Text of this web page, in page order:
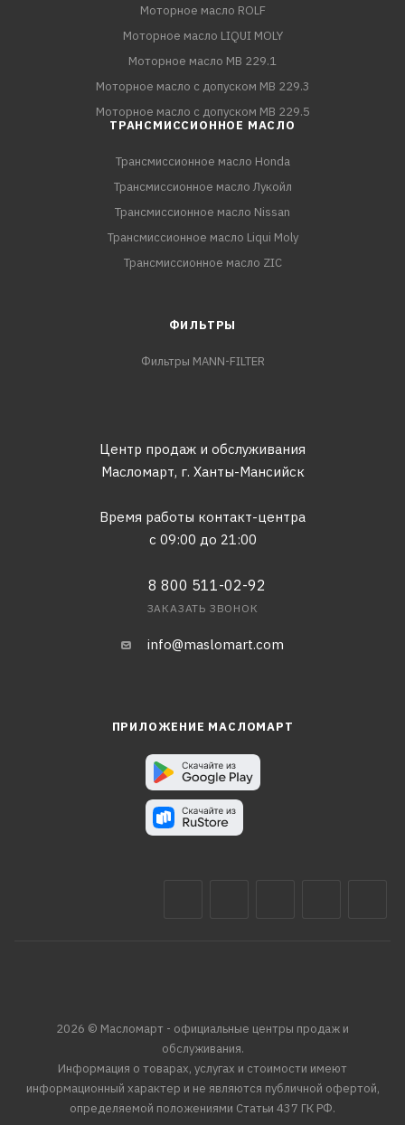
Моторное масло ROLF
Моторное масло LIQUI MOLY
Моторное масло MB 229.1
Моторное масло с допуском MB 229.3
Моторное масло с допуском MB 229.5
ТРАНСМИССИОННОЕ МАСЛО
Трансмиссионное масло Honda
Трансмиссионное масло Лукойл
Трансмиссионное масло Nissan
Трансмиссионное масло Liqui Moly
Трансмиссионное масло ZIC
ФИЛЬТРЫ
Фильтры MANN-FILTER
Центр продаж и обслуживания
Масломарт, г. Ханты-Мансийск
Время работы контакт-центра
с 09:00 до 21:00
8 800 511-02-92
ЗАКАЗАТЬ ЗВОНОК
info@maslomart.com
ПРИЛОЖЕНИЕ МАСЛОМАРТ
2026 © Масломарт - официальные центры продаж и
обслуживания.
Информация о товарах, услугах и стоимости имеют
информационный характер и не являются публичной офертой,
определяемой положениями Статьи 437 ГК РФ.